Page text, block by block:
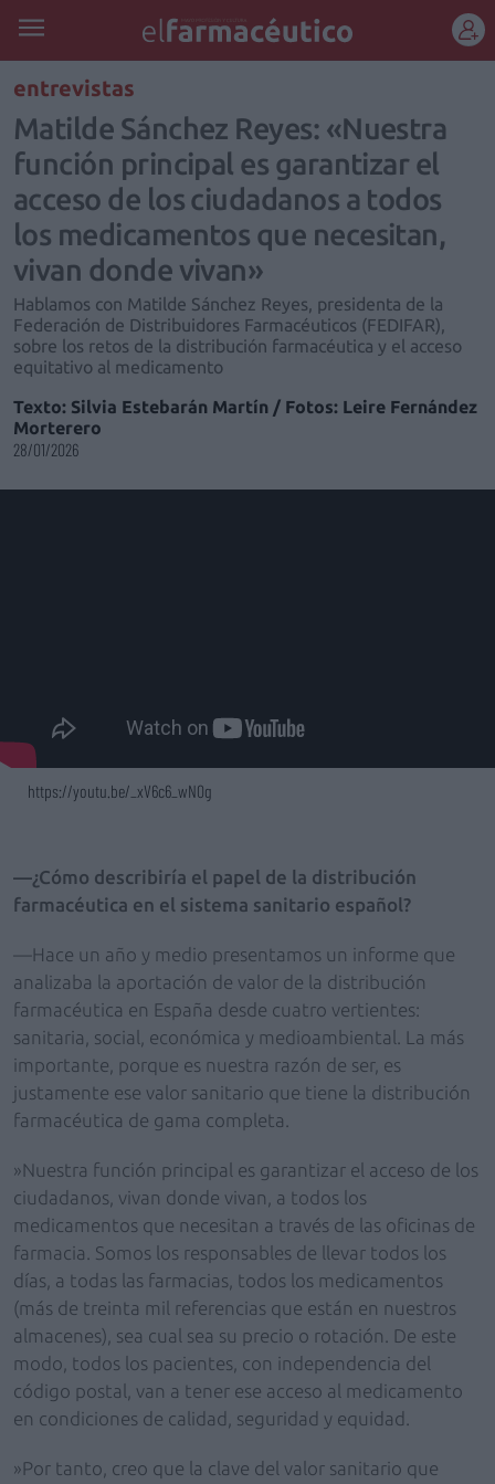
entrevistas
Matilde Sánchez Reyes: «Nuestra
función principal es garantizar el
acceso de los ciudadanos a todos
los medicamentos que necesitan,
vivan donde vivan»
Hablamos con Matilde Sánchez Reyes, presidenta de la
Federación de Distribuidores Farmacéuticos (FEDIFAR),
sobre los retos de la distribución farmacéutica y el acceso
equitativo al medicamento
Texto: Silvia Estebarán Martín / Fotos: Leire Fernández
Morterero
28/01/2026
https://youtu.be/_xV6c6_wN0g
—¿Cómo describiría el papel de la distribución
farmacéutica en el sistema sanitario español?
—Hace un año y medio presentamos un informe que
analizaba la aportación de valor de la distribución
farmacéutica en España desde cuatro vertientes:
sanitaria, social, económica y medioambiental. La más
importante, porque es nuestra razón de ser, es
justamente ese valor sanitario que tiene la distribución
farmacéutica de gama completa.
»Nuestra función principal es garantizar el acceso de los
ciudadanos, vivan donde vivan, a todos los
medicamentos que necesitan a través de las oficinas de
farmacia. Somos los responsables de llevar todos los
días, a todas las farmacias, todos los medicamentos
(más de treinta mil referencias que están en nuestros
almacenes), sea cual sea su precio o rotación. De este
modo, todos los pacientes, con independencia del
código postal, van a tener ese acceso al medicamento
en condiciones de calidad, seguridad y equidad.
»Por tanto, creo que la clave del valor sanitario que